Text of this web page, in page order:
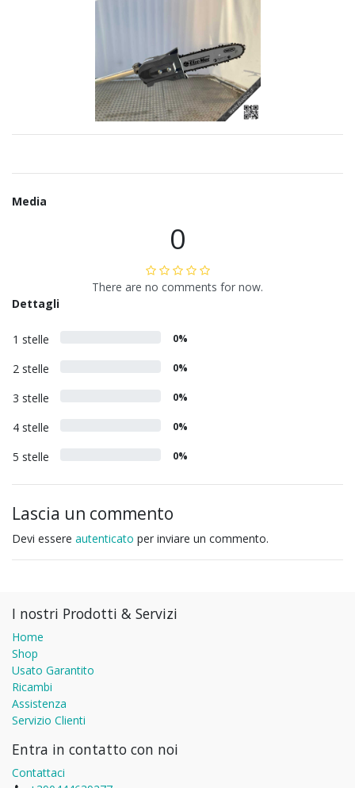
Media
0
There are no comments for now.
Dettagli
1 stelle 0%
2 stelle 0%
3 stelle 0%
4 stelle 0%
5 stelle 0%
Lascia un commento
Devi essere autenticato per inviare un commento.
I nostri Prodotti & Servizi
Home
Shop
Usato Garantito
Ricambi
Assistenza
Servizio Clienti
Entra in contatto con noi
Contattaci